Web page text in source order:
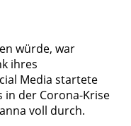
würde, war
ihres
Media startete
in der Corona-Krise
voll durch.